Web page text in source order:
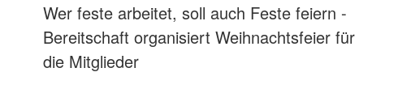
Wer feste arbeitet, soll auch Feste feiern -
Bereitschaft organisiert Weihnachtsfeier für
die Mitglieder